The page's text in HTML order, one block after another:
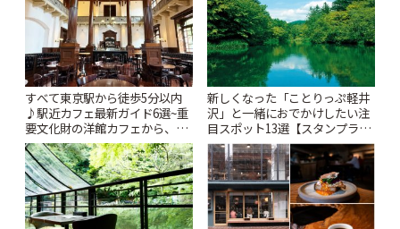
すべて東京駅から徒歩5分以内
♪駅近カフェ最新ガイド6選~重
要文化財の洋館カフェから、改
札すぐのレトロ喫茶まで~ | こと
りっぷ
新しくなった「ことりっぷ軽井
沢」と一緒におでかけしたい注
目スポット13選【スタンプラリ
ー開催中】 | ことりっぷ